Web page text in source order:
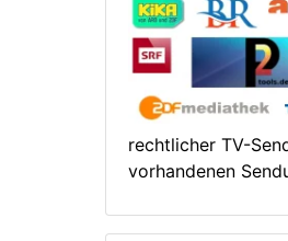
rechtlicher TV-
vorhandenen